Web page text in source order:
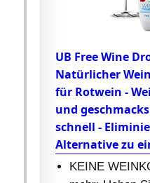
UB Free Wine
Natürlicher
für Rotwein -
und
schnell -
Alternative zu
KEINE